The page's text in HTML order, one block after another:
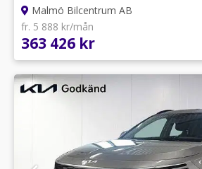
Malmö Bilcentrum AB
fr. 5 888 kr/mån
363 426 kr